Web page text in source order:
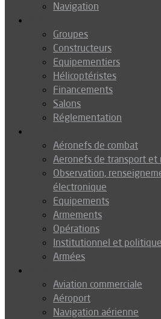
Navigation
Groupes
Constructeurs
Equipementiers
Hélicoptéristes
Financements
Salons
Réglementation
Aéronefs de combat
Aeronefs de transport
Observation,
électronique
Equipements
Armements
Opérations
Institutionnel et politique
Armées
Aviation commerciale
Aéroport
Navigation aérienne